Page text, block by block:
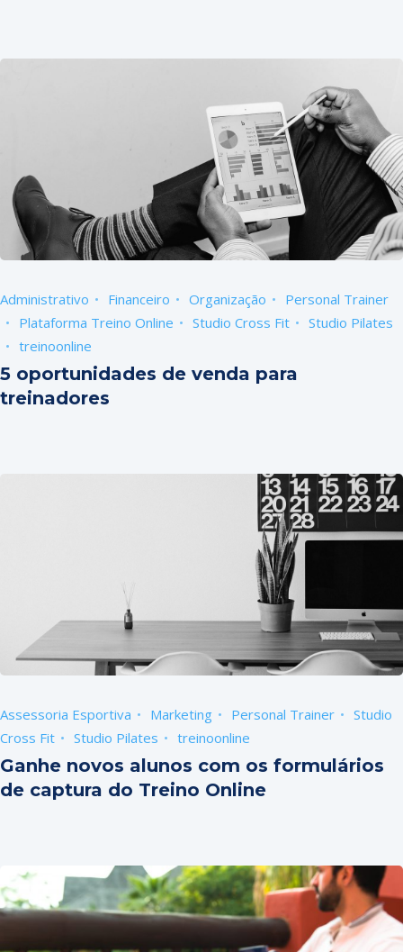
Administrativo Financeiro Organização
Personal Trainer
Plataforma Treino Online
Studio Cross Fit
Studio Pilates
treinoonline
5 oportunidades de venda para
treinadores
Assessoria Esportiva Marketing Personal Trainer
Studio
Cross Fit
Studio Pilates treinoonline
Ganhe novos alunos com os formulários
de captura do Treino Online